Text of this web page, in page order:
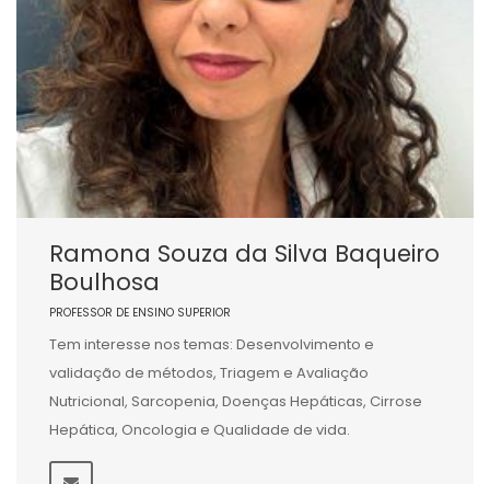
Ramona Souza da Silva Baqueiro
Boulhosa
PROFESSOR DE ENSINO SUPERIOR
Tem interesse nos temas: Desenvolvimento e
validação de métodos, Triagem e Avaliação
Nutricional, Sarcopenia, Doenças Hepáticas, Cirrose
Hepática, Oncologia e Qualidade de vida.